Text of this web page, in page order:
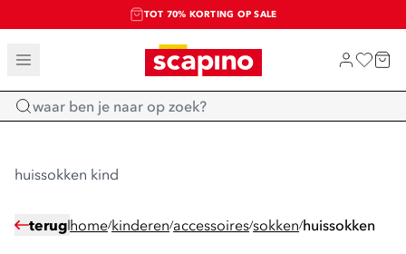
TOT 70% KORTING OP SALE
SALE: LAATSTE KANS!
SHOP NIEUW
Home
huissokken kind
terug home/kinderen/accessoires/sokken/huissokken